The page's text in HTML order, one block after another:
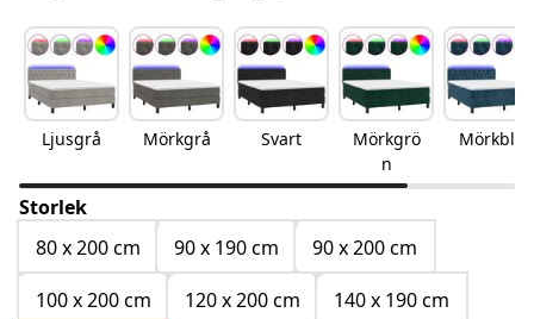
Ljusgrå Mörkgrå Svart
Mörkgrö
n
Mörkblå
Storlek
80 x 200 cm
90 x 190 cm
90 x 200 cm
100 x 200 cm
120 x 200 cm
140 x 190 cm